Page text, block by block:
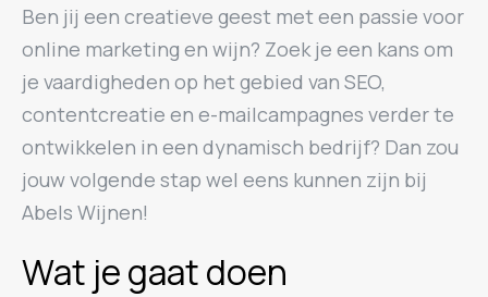
Ben jij een creatieve geest met een passie voor
online marketing en wijn? Zoek je een kans om
je vaardigheden op het gebied van SEO,
contentcreatie en e-mailcampagnes verder te
ontwikkelen in een dynamisch bedrijf? Dan zou
jouw volgende stap wel eens kunnen zijn bij
Abels Wijnen!
Wat je gaat doen